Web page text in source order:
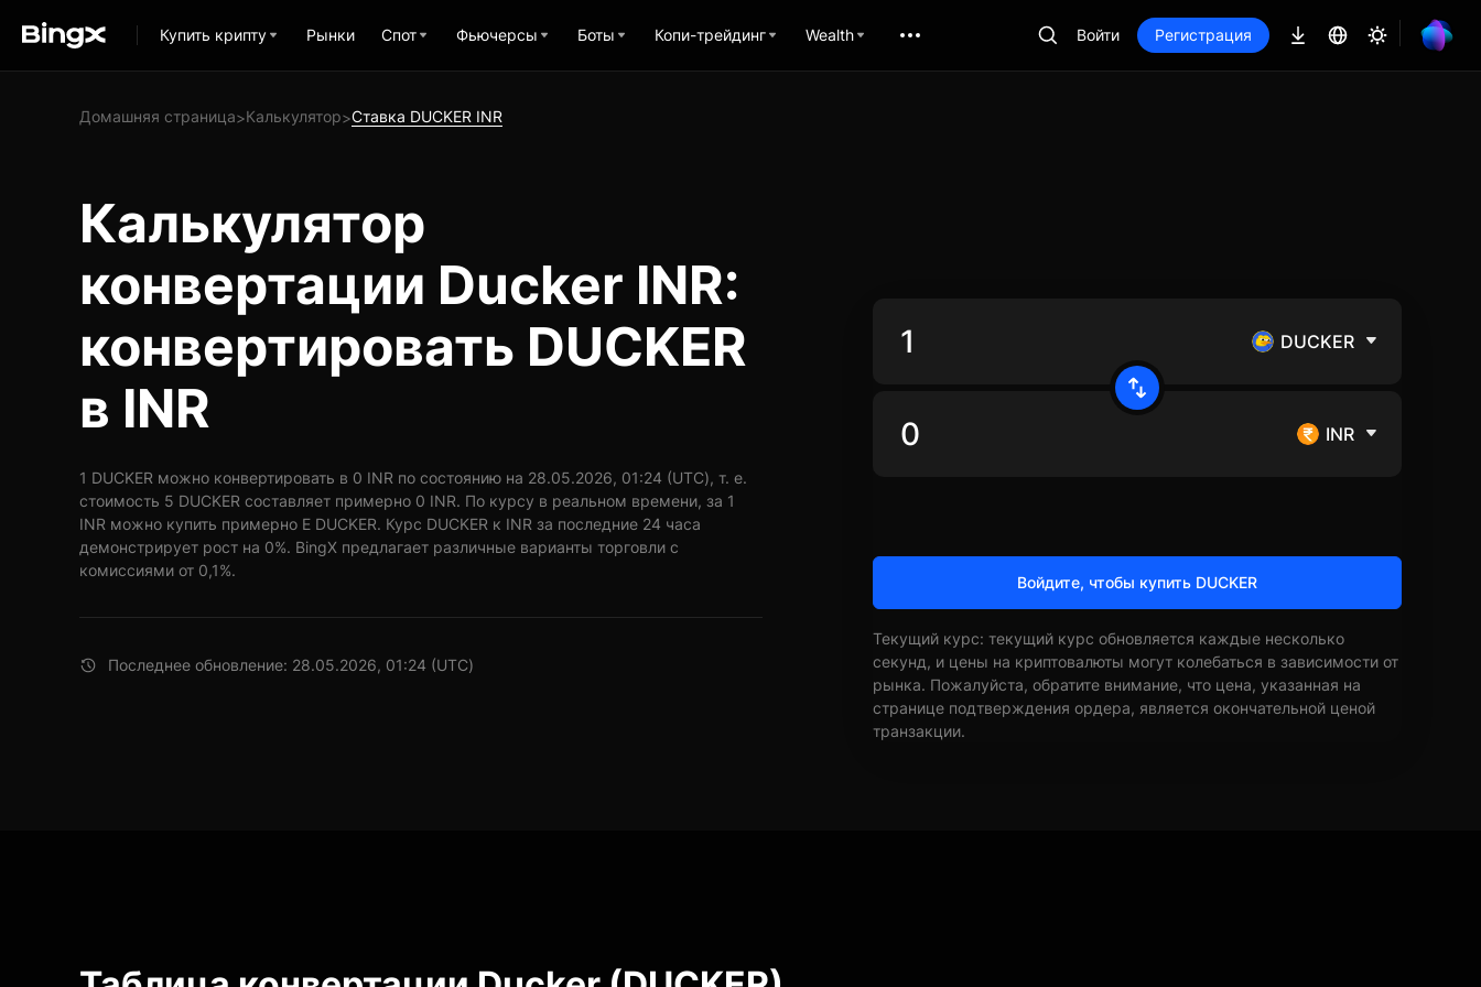
Купить крипту Рынки Спот Фьючерсы Боты Копи-трейдинг Wealth Войти Регистрация
Домашняя страница>Калькулятор>Ставка DUCKER INR
Калькулятор
конвертации Ducker INR:
конвертировать DUCKER
в INR
1 DUCKER можно конвертировать в 0 INR по состоянию на 28.05.2026, 01:24 (UTC), т. е.
стоимость 5 DUCKER составляет примерно 0 INR. По курсу в реальном времени, за 1
INR можно купить примерно E DUCKER. Курс DUCKER к INR за последние 24 часа
демонстрирует рост на 0%. BingX предлагает различные варианты торговли с
комиссиями от 0,1%.
Последнее обновление: 28.05.2026, 01:24 (UTC)
DUCKER
INR
Войдите, чтобы купить DUCKER
Текущий курс: текущий курс обновляется каждые несколько
секунд, и цены на криптовалюты могут колебаться в зависимости от
рынка. Пожалуйста, обратите внимание, что цена, указанная на
странице подтверждения ордера, является окончательной ценой
транзакции.